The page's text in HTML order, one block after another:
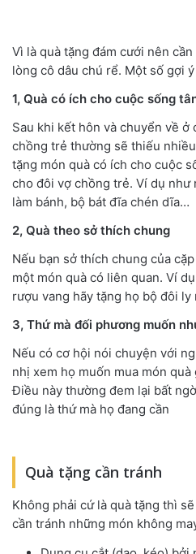
Vì là quà tặng đám cưới nên
lòng cô dâu chú rể. Một số gợi
1, Quà có ích cho cuộc sống
Sau khi kết hôn và chuyển về ở
chồng trẻ thường sẽ thiếu
tặng món quà có ích cho cuộc
cho đôi vợ chồng trẻ. Ví dụ như
làm bánh, bộ bát đĩa chén dĩa…
2, Quà theo sở thích chung
Nếu bạn sở thích chung của
một món quà có liên quan. Ví
rượu vang hãy tặng họ bộ đôi ly
3, Thứ mà đối phương muốn
Nếu có cơ hội nói chuyện với
nhị xem họ muốn mua món quà
Điều này thường đem lại bất
đúng là thứ mà họ đang cần
Quà tặng cần tránh
Không phải cứ là quà tặng thì
cần tránh những món không